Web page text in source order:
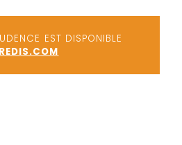
EST DISPONIBLE